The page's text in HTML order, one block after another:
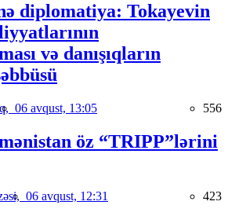
diplomatiya: Tokayevin
və danışıqların
06 avqust, 13:05 556
öz “TRIPP”lərini
06 avqust, 12:31 423